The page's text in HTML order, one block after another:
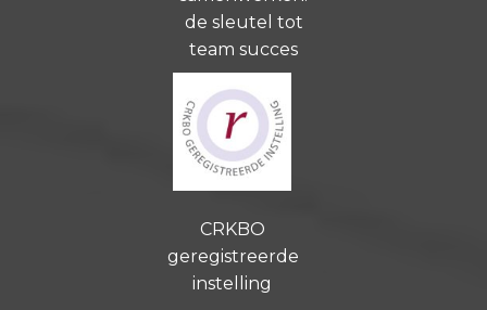
de sleutel tot
team succes
CRKBO
geregistreerde
instelling